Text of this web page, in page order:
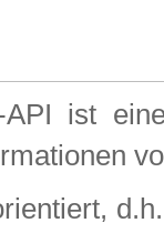
API ist